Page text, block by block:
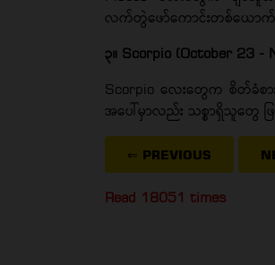
လက်တွဲဖော်ကောင်းတစ်ယောက်ဖ
၃။ Scorpio (October 23 -
Scorpio လေးတွေက စိတ်ခံစ
အပေါ်မှာလည်း သစ္စာရှိသူတွေ ဖ
⇐ PREVIOUS
Read 18051 times